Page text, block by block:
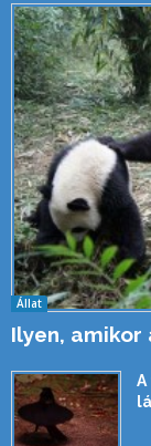
Állat
Ilyen,